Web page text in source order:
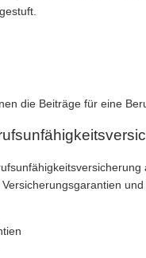
die Beiträge für eine